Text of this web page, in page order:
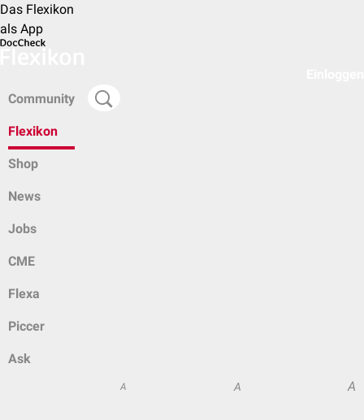
Das Flexikon
als App
Community
Flexikon
Shop
News
Jobs
CME
Flexa
Piccer
Ask
A A A